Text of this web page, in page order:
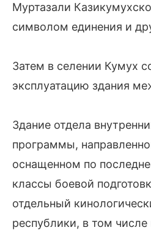
Муртазали
символом единения и
Затем в селении Кумух
эксплуатацию здания
Здание отдела
программы,
оснащенном по
классы боевой
отдельный
республики, в том